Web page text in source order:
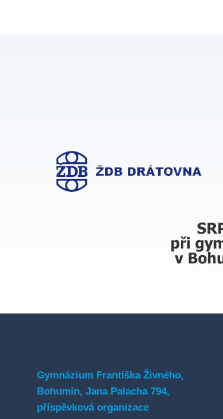
Gymnázium Františka Živného,
Bohumín, Jana Palacha 794,
příspěvková organizace